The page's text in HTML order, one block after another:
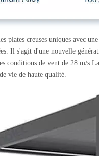
plates creuses uniques avec
Il s'agit d'une nouvelle
conditions de vent de 28 m/
vie de haute qualité.